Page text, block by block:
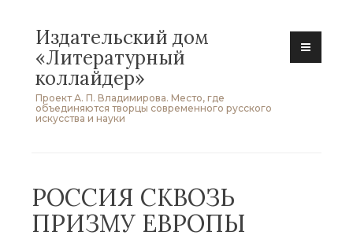
content
Издательский дом
«Литературный
коллайдер»
Проект А. П. Владимирова. Место, где
объединяются творцы современного русского
искусства и науки
РОССИЯ СКВОЗЬ
ПРИЗМУ ЕВРОПЫ